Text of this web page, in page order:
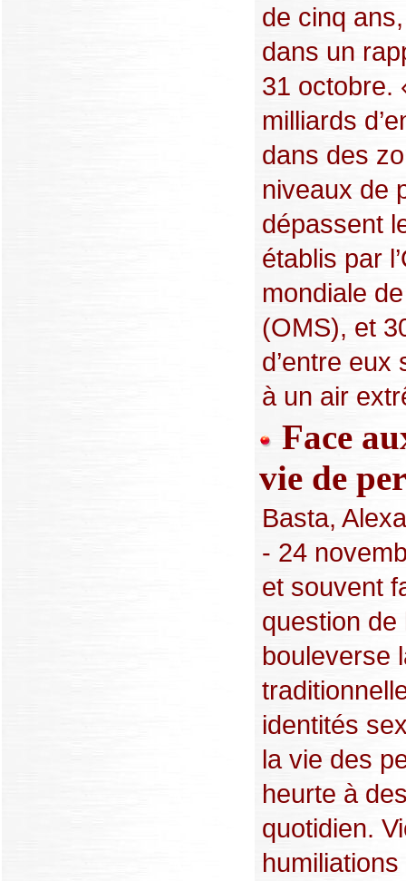
de cinq
dans un
31 octobre.
milliards
dans des
niveaux de
dépassent
établis par
mondiale
(OMS), et
d’entre eux
à un air
Face
vie de
Basta,
- 24
et souvent
question de
bouleverse
identités
la vie des
heurte à
quotidien.
humiliations